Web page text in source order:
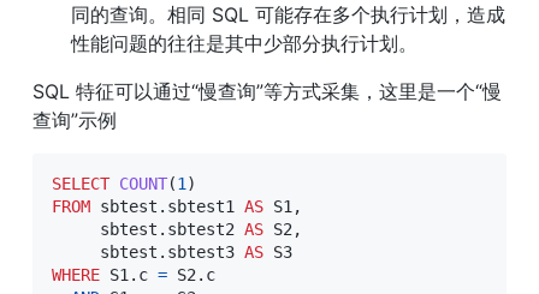
同的查询。相同 SQL 可能存在多个执行计划，造成
性能问题的往往是其中少部分执行计划。
SQL 特征可以通过“慢查询”等方式采集，这里是一个“慢
查询”示例
SELECT COUNT(1 )
FROM sbtest . sbtest1 AS S1 ,
     sbtest
. sbtest2 AS S2 ,
     sbtest
. sbtest3 AS
WHERE S1 . c = S2 . c